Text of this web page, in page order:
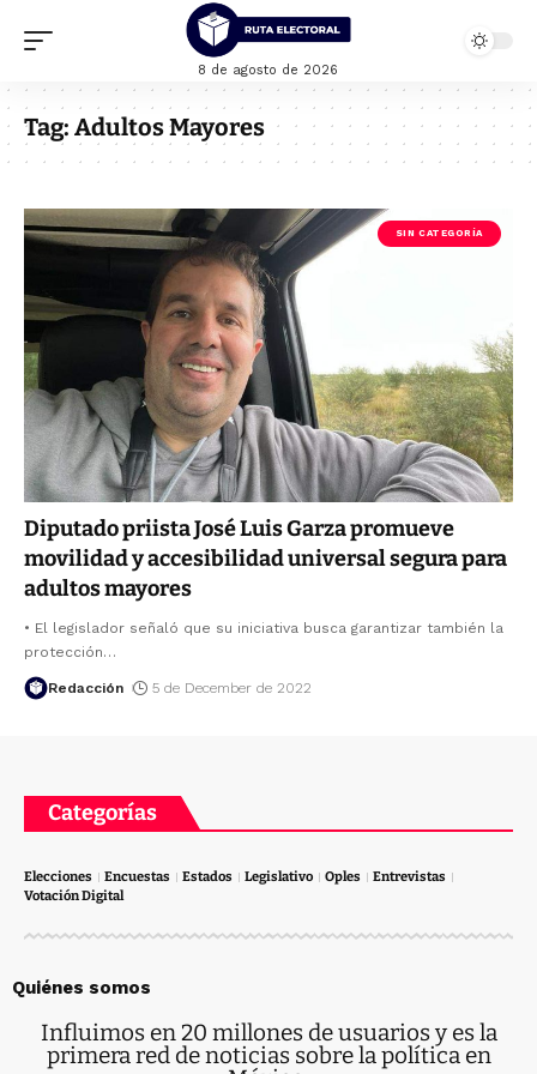
8 de agosto de 2026
Tag: Adultos Mayores
SIN CATEGORÍA
Diputado priista José Luis Garza promueve
movilidad y accesibilidad universal segura para
adultos mayores
• El legislador señaló que su iniciativa busca garantizar también la
protección…
Redacción 5 de December de 2022
Categorías
Elecciones Encuestas Estados Legislativo Oples
Entrevistas
Votación Digital
Quiénes somos
Influimos en 20 millones de usuarios y es la
primera red de noticias sobre la política en